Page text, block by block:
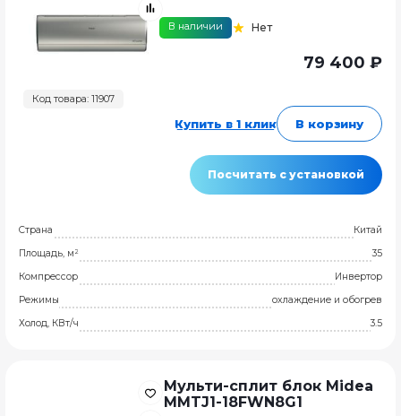
Код товара: 11907
В наличии Нет
79 400 ₽
Купить в 1 клик В корзину
Посчитать с установкой
Страна
Китай
Площадь, м²
35
Компрессор
Инвертор
Режимы
охлаждение и обогрев
Холод, КВт/ч
3.5
Мульти-сплит блок Midea
MMTJ1-18FWN8G1